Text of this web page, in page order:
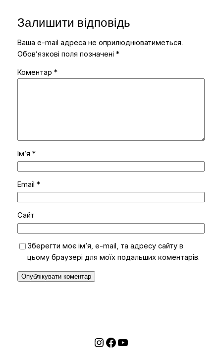
Залишити відповідь
Ваша e-mail адреса не оприлюднюватиметься.
Обов’язкові поля позначені *
Коментар *
Ім’я *
Email *
Сайт
Зберегти моє ім’я, e-mail, та адресу сайту в
цьому браузері для моїх подальших коментарів.
Instagram
Facebook
YouTube